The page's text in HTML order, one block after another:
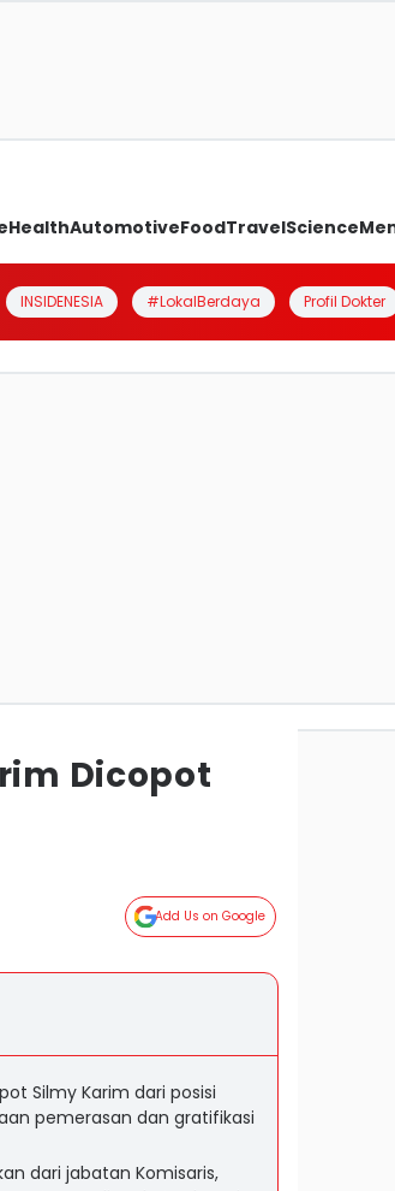
HealthAutomotiveFoodTravelScience
INSIDENESIA #LokalBerdaya Profil Dokter
Dicopot
Add Us on Google
Silmy Karim dari posisi
pemerasan dan gratifikasi
dari jabatan Komisaris,